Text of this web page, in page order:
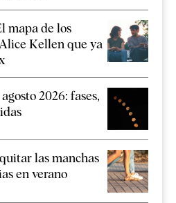
mapa de los
Kellen que ya
2026: fases,
las manchas
en verano